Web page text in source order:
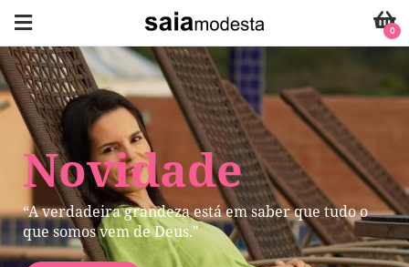
Novidade
“A verdadeira grandeza está em saber que tudo o
que somos vem de Deus."
0